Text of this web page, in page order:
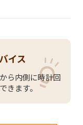
イス
ら内側に時計回
きます。